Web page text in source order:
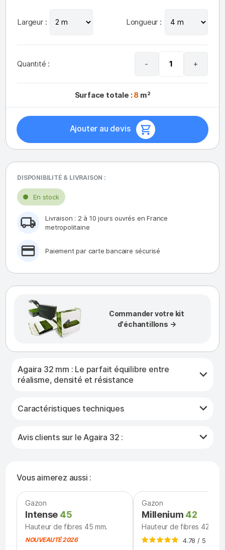
Commander votre kit
d'échantillons →
Largeur : Longueur :
Quantité : - +
Surface totale :8 m²
Ajouter au devis
DISPONIBILITÉ & LIVRAISON :
En stock
Livraison : 2 à 10 jours ouvrés en France
metropolitaine
Paiement par carte bancaire sécurisé
Agaira 32 mm : Le parfait équilibre entre
réalisme, densité et résistance
Caractéristiques techniques
Avis clients sur le Agaira 32 :
Vous aimerez aussi :
Gazon
Intense 45
Hauteur de fibres 45 mm.
NOUVEAUTÉ 2026
Gazon
Millenium 42
Hauteur de fibres 42 mm.
4.78 / 5